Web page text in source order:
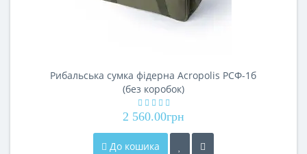
Рибальська сумка фідерна Acropolis РСФ-1б
(без коробок)
2 560.00грн
До кошика